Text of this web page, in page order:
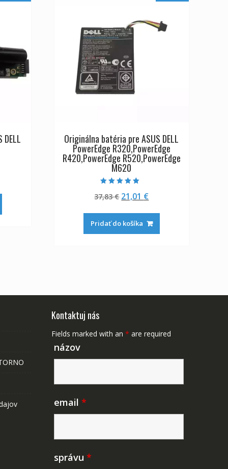
€.
Originálna batéria pre ASUS DELL
PowerEdge R320,PowerEdge
R420,PowerEdge R520,PowerEdge
M620
5.00
z 5
37,83€ Pôvodná
bola:
37,83 €.
21,01 €Aktuálna
je:
21,01 €.
Pridať do košíka
Kontaktuj nás
Fields marked with an * are required
názov
email *
správu *